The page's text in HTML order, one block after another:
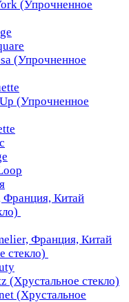
(Упрочненное
(Упрочненное
(Упрочненное
Франция, Китай
Франция, Китай
стекло)
(Хрустальное стекло)
(Хрустальное